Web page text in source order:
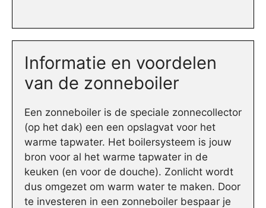
Informatie en voordelen
van de zonneboiler
Een zonneboiler is de speciale zonnecollector
(op het dak) een een opslagvat voor het
warme tapwater. Het boilersysteem is jouw
bron voor al het warme tapwater in de
keuken (en voor de douche). Zonlicht wordt
dus omgezet om warm water te maken. Door
te investeren in een zonneboiler bespaar je